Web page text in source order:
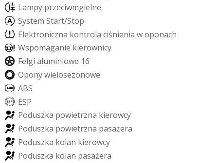
Lampy przeciwmgielne
System Start/Stop
Elektroniczna kontrola ciśnienia woponach
Wspomaganie kierownicy
Felgi aluminiowe 16
Oponywielosezonowe
ABS
ESP
Poduszka powietrzna kierowcy
Poduszka powietrzna pasażera
Poduszka kolan kierowcy
Poduszka kolan pasażera